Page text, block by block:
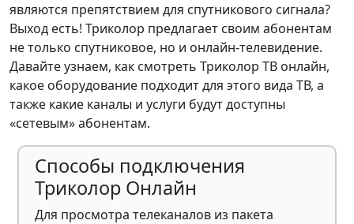
являются препятствием для спутникового сигнала?
Выход есть! Триколор предлагает своим абонентам
не только спутниковое, но и онлайн-телевидение.
Давайте узнаем, как смотреть Триколор ТВ онлайн,
какое оборудование подходит для этого вида ТВ, а
также какие каналы и услуги будут доступны
«сетевым» абонентам.
Способы подключения
Триколор Онлайн
Для просмотра телеканалов из пакета